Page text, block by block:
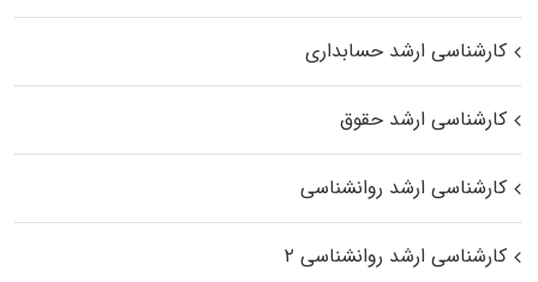
کارشناسی ارشد حسابداری
کارشناسی ارشد حقوق
کارشناسی ارشد روانشناسی
کارشناسی ارشد روانشناسی ۲